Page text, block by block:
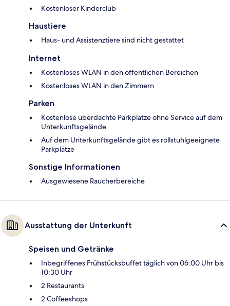
Kostenloser Kinderclub
Haustiere
Haus- und Assistenztiere sind nicht gestattet
Internet
Kostenloses WLAN in den öffentlichen Bereichen
Kostenloses WLAN in den Zimmern
Parken
Kostenlose überdachte Parkplätze ohne Service auf dem
Unterkunftsgelände
Auf dem Unterkunftsgelände gibt es rollstuhlgeeignete
Parkplätze
Sonstige Informationen
Ausgewiesene Raucherbereiche
Ausstattung der Unterkunft
Speisen und Getränke
Inbegriffenes Frühstücksbuffet täglich von 06:00 Uhr bis
10:30 Uhr
2 Restaurants
2 Coffeeshops